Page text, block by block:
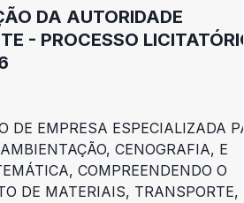
DA AUTORIDADE
- PROCESSO
DE EMPRESA ESPECIALIZADA
CENOGRAFIA, E
COMPREENDENDO O
DE MATERIAIS, TRANSPORTE,